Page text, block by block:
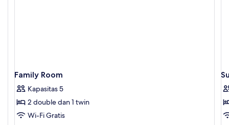
Family Room
Kapasitas 5
2 double dan 1 twin
Wi-Fi Gratis